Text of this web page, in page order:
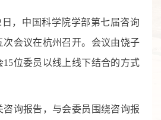
日，中国科学院学部第七届咨询
次会议在杭州召开。会议由饶子
15位委员以线上线下结合的方式
咨询报告，与会委员围绕咨询报